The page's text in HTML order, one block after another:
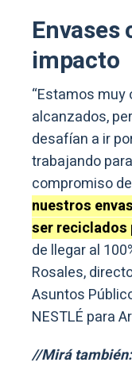
Envases
impacto
“Estamos
alcanzados,
desafían a ir
trabajando
compromiso de
nuestros
ser reciclados
de llegar al
Rosales,
Asuntos
NESTLÉ para
//Mirá también: